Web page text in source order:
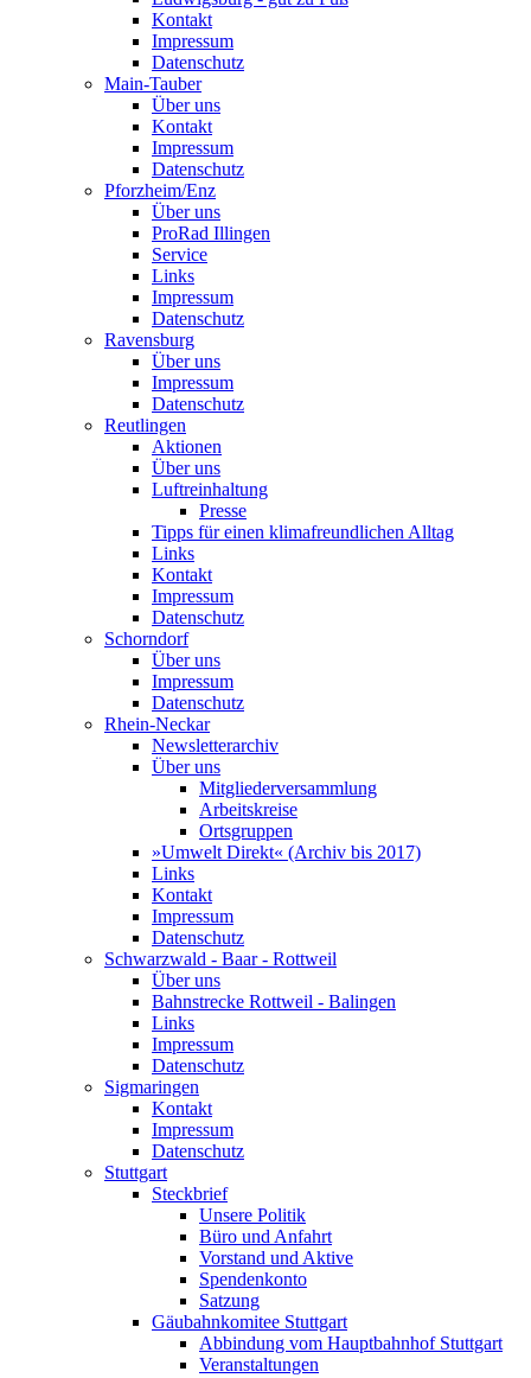
Kontakt
Impressum
Datenschutz
Main-Tauber
Über uns
Kontakt
Impressum
Datenschutz
Pforzheim/Enz
Über uns
ProRad Illingen
Service
Links
Impressum
Datenschutz
Ravensburg
Über uns
Impressum
Datenschutz
Reutlingen
Aktionen
Über uns
Luftreinhaltung
Presse
Tipps für einen klimafreundlichen Alltag
Links
Kontakt
Impressum
Datenschutz
Schorndorf
Über uns
Impressum
Datenschutz
Rhein-Neckar
Newsletterarchiv
Über uns
Mitgliederversammlung
Arbeitskreise
Ortsgruppen
»Umwelt Direkt« (Archiv bis 2017)
Links
Kontakt
Impressum
Datenschutz
Schwarzwald - Baar - Rottweil
Über uns
Bahnstrecke Rottweil - Balingen
Links
Impressum
Datenschutz
Sigmaringen
Kontakt
Impressum
Datenschutz
Stuttgart
Steckbrief
Unsere Politik
Büro und Anfahrt
Vorstand und Aktive
Spendenkonto
Satzung
Gäubahnkomitee Stuttgart
Abbindung vom Hauptbahnhof Stuttgart
Veranstaltungen